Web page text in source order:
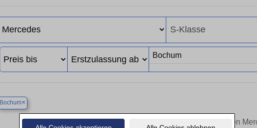
Bochum×
Finden Sie in Bochum Ihren gebrauchten